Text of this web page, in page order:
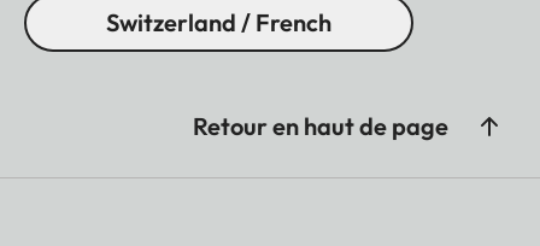
Switzerland / French
Retour en haut de page